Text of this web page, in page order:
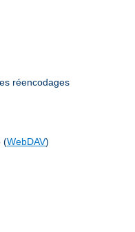
réencodages
(WebDAV)